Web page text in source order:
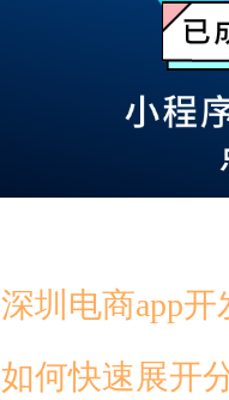
深圳电商app
如何快速展开